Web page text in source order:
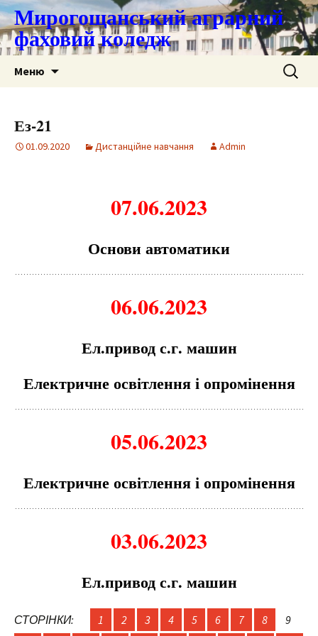
Мирогощанський аграрний
фаховий коледж
Меню Пошук:
Ез-21
01.09.2020 Дистанційне навчання Admin
07.06.2023
Основи автоматики
06.06.2023
Ел.привод с.г. машин
Електричне освітлення і опромінення
05.06.2023
Електричне освітлення і опромінення
03.06.2023
Ел.привод с.г. машин
СТОРІНКИ: 1 2 3 4 5 6 7 8
9